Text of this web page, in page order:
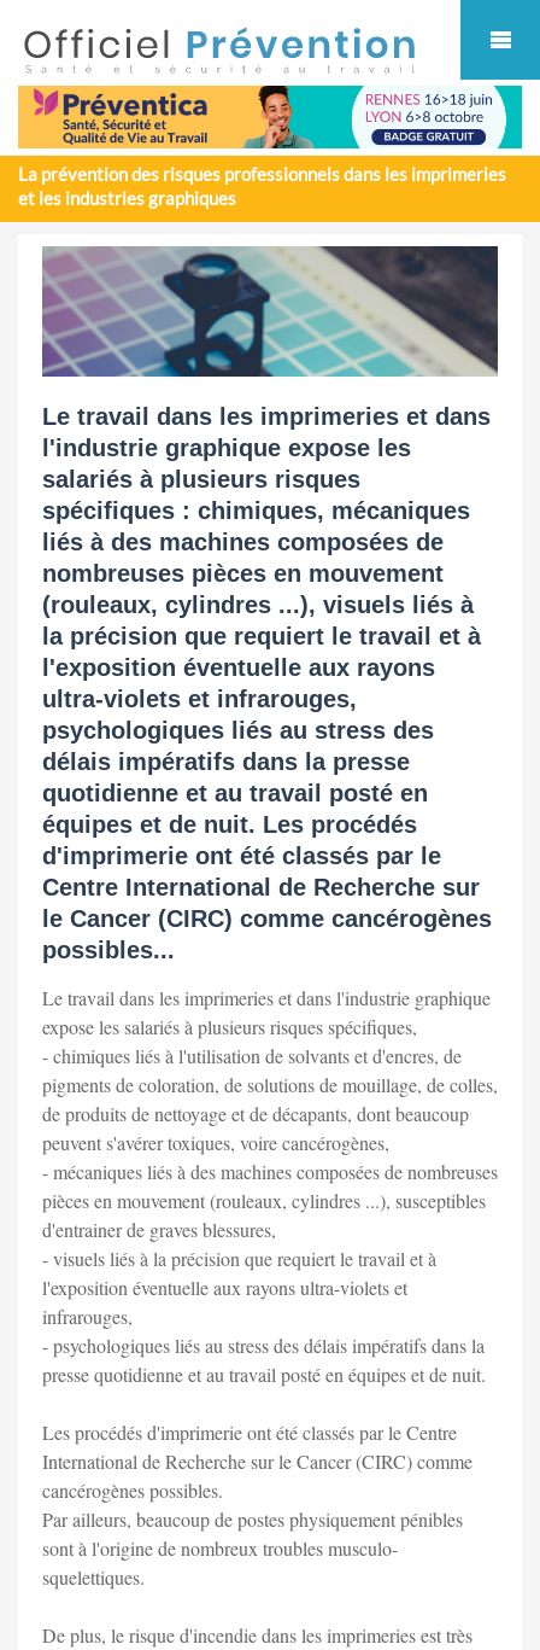
La prévention des risques professionnels dans les imprimeries
et les industries graphiques
Le travail dans les imprimeries et dans
l'industrie graphique expose les
salariés à plusieurs risques
spécifiques : chimiques, mécaniques
liés à des machines composées de
nombreuses pièces en mouvement
(rouleaux, cylindres ...), visuels liés à
la précision que requiert le travail et à
l'exposition éventuelle aux rayons
ultra-violets et infrarouges,
psychologiques liés au stress des
délais impératifs dans la presse
quotidienne et au travail posté en
équipes et de nuit. Les procédés
d'imprimerie ont été classés par le
Centre International de Recherche sur
le Cancer (CIRC) comme cancérogènes
possibles...
Le travail dans les imprimeries et dans l'industrie graphique
expose les salariés à plusieurs risques spécifiques,
- chimiques liés à l'utilisation de solvants et d'encres, de
pigments de coloration, de solutions de mouillage, de colles,
de produits de nettoyage et de décapants, dont beaucoup
peuvent s'avérer toxiques, voire cancérogènes,
- mécaniques liés à des machines composées de nombreuses
pièces en mouvement (rouleaux, cylindres ...), susceptibles
d'entrainer de graves blessures,
- visuels liés à la précision que requiert le travail et à
l'exposition éventuelle aux rayons ultra-violets et
infrarouges,
- psychologiques liés au stress des délais impératifs dans la
presse quotidienne et au travail posté en équipes et de nuit.
Les procédés d'imprimerie ont été classés par le Centre
International de Recherche sur le Cancer (CIRC) comme
cancérogènes possibles.
Par ailleurs, beaucoup de postes physiquement pénibles
sont à l'origine de nombreux troubles musculo-
squelettiques.
De plus, le risque d'incendie dans les imprimeries est très